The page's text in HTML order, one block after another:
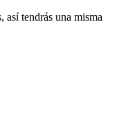
así tendrás una misma